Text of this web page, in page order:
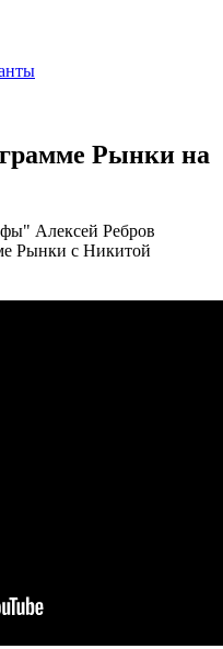
Рынки на
Алексей Ребров
Рынки с Никитой